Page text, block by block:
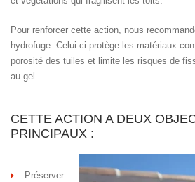
Pour renforcer cette action, nous
hydrofuge. Celui-ci protège les matériaux
porosité des tuiles et limite les risques de
au gel.
CETTE ACTION A DEUX
PRINCIPAUX :
Préserver